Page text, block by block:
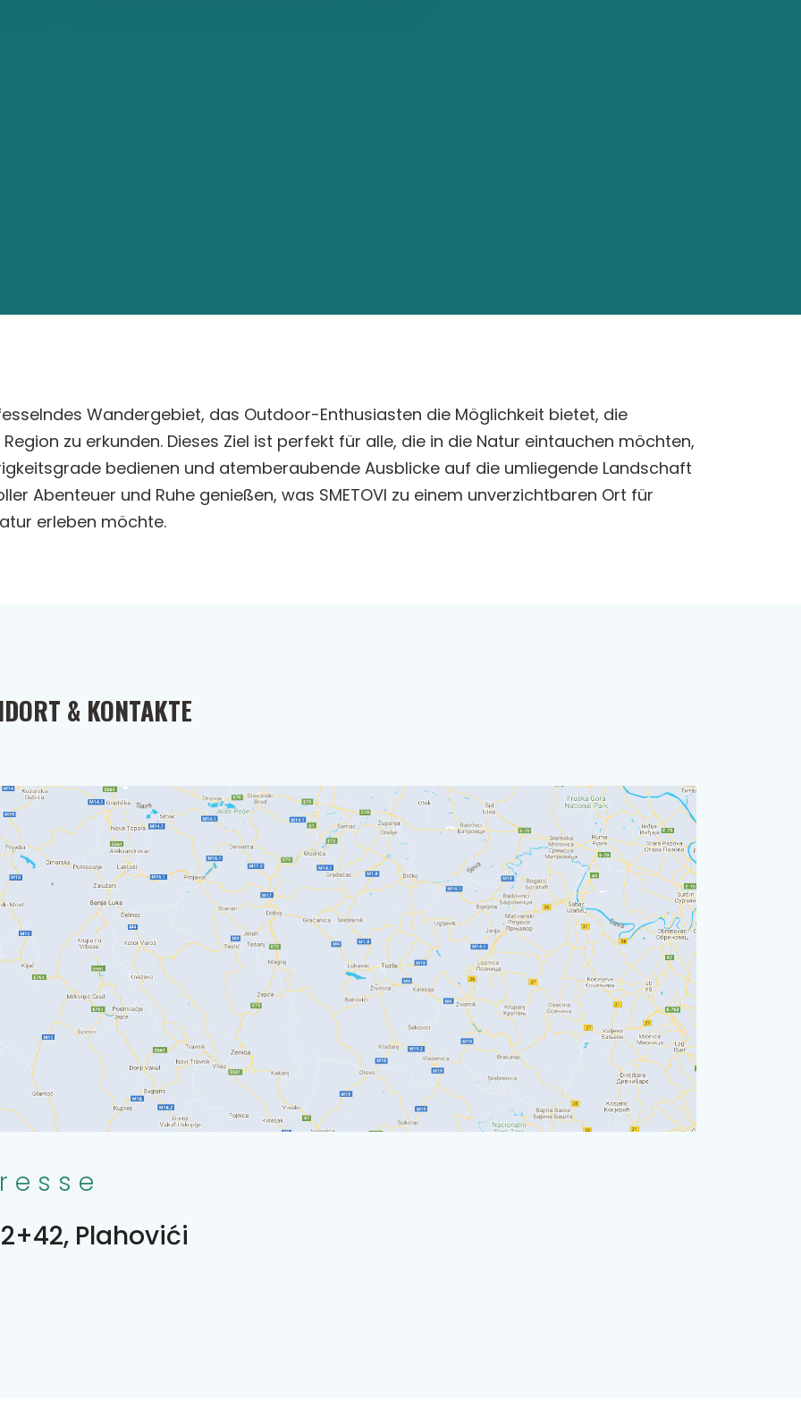
Wandergebiet, das Outdoor-Enthusiasten die Möglichkeit bietet, die
zu erkunden. Dieses Ziel ist perfekt für alle, die in die Natur eintauchen möchten,
bedienen und atemberaubende Ausblicke auf die umliegende Landschaft
Abenteuer und Ruhe genießen, was SMETOVI zu einem unverzichtbaren Ort für
erleben möchte.
& KONTAKTE
Plahovići